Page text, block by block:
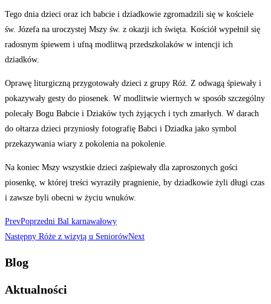
Tego dnia dzieci oraz ich babcie i dziadkowie zgromadzili się w kościele
św. Józefa na uroczystej Mszy św. z okazji ich święta. Kościół wypełnił się
radosnym śpiewem i ufną modlitwą przedszkolaków w intencji ich
dziadków.
Oprawę liturgiczną przygotowały dzieci z grupy Róż. Z odwagą śpiewały i
pokazywały gesty do piosenek. W modlitwie wiernych w sposób szczególny
polecały Bogu Babcie i Dziaków tych żyjących i tych zmarłych. W darach
do ołtarza dzieci przyniosły fotografię Babci i Dziadka jako symbol
przekazywania wiary z pokolenia na pokolenie.
Na koniec Mszy wszystkie dzieci zaśpiewały dla zaproszonych gości
piosenkę, w której treści wyraziły pragnienie, by dziadkowie żyli długi czas
i zawsze byli obecni w życiu wnuków.
PrevPoprzedni Bal karnawałowy
Następny Róże z wizytą u SeniorówNext
Blog
Aktualności